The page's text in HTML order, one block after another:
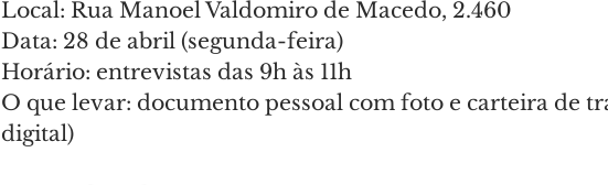
Local: Rua Manoel Valdomiro de Macedo, 2.460
Data: 28 de abril (segunda-feira)
Horário: entrevistas das 9h às 11h
O que levar: documento pessoal com foto e carteira de
digital)